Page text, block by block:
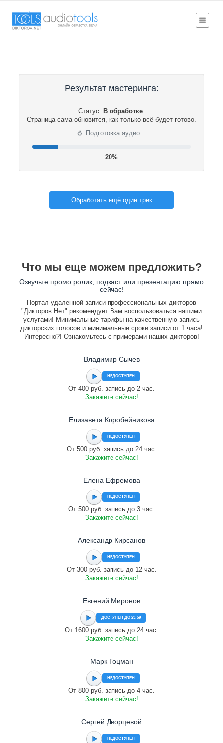
Результат мастеринга:
Статус: В обработке.
Страница сама обновится, как только всё будет готово.
⟳ Подготовка аудио…
20%
Обработать ещё один трек
Что мы еще можем предложить?
Озвучьте промо ролик, подкаст или презентацию прямо
сейчас!
Портал удаленной записи профессиональных дикторов
"Дикторов.Нет" рекомендует Вам воспользоваться нашими
услугами! Минимальные тарифы на качественную запись
дикторских голосов и минимальные сроки записи от 1 часа!
Интересно?! Ознакомьтесь с примерами наших дикторов!
Владимир Сычев
НЕДОСТУПЕН
От 400 руб. запись до 2 час.
Закажите сейчас!
Елизавета Коробейникова
НЕДОСТУПЕН
От 500 руб. запись до 24 час.
Закажите сейчас!
Елена Ефремова
НЕДОСТУПЕН
От 500 руб. запись до 3 час.
Закажите сейчас!
Александр Кирсанов
НЕДОСТУПЕН
От 300 руб. запись до 12 час.
Закажите сейчас!
Евгений Миронов
ДОСТУПЕН ДО 23:59
От 1600 руб. запись до 24 час.
Закажите сейчас!
Марк Гоцман
НЕДОСТУПЕН
От 800 руб. запись до 4 час.
Закажите сейчас!
Сергей Дворцевой
НЕДОСТУПЕН